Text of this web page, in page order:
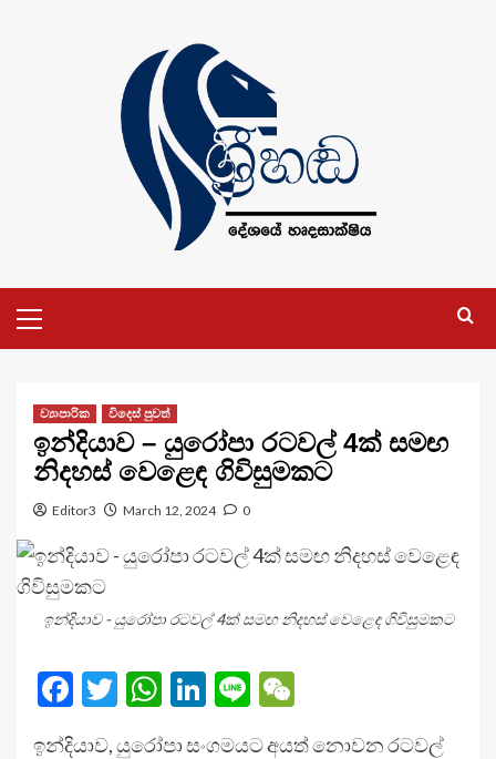
Menu
ව්‍යාපාරික විදෙස් පුවත්
ඉන්දියාව – යුරෝපා රටවල් 4ක් සමඟ
නිදහස් වෙළෙඳ ගිවිසුමකට
Editor3 March 12, 2024 0
ඉන්දියාව - යුරෝපා රටවල් 4ක් සමඟ නිදහස් වෙළෙඳ ගිවිසුමකට
Facebook
Twitter
WhatsApp
LinkedIn
Line
ඉන්දියාව, යුරෝපා සංගමයට අයත් නොවන රටවල්